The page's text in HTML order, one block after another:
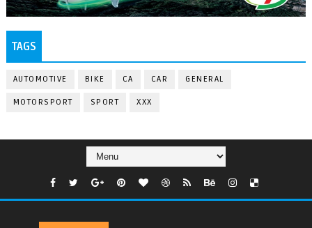
TAGS
AUTOMOTIVE BIKE CA CAR GENERAL
MOTORSPORT SPORT XXX